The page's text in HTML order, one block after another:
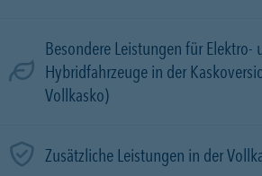
Besondere Leistungen für Elektro-
Hybridfahrzeuge in der
Vollkasko)
Zusätzliche Leistungen in der